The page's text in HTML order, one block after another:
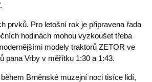
prvků. Pro letošní rok je připravena řada
hodinách mohou vyzkoušet třeba
modely traktorů ZETOR ve
pana Vrby v měřítku 1:30 a 1:43.
Brněnské muzejní noci tisíce lidí,